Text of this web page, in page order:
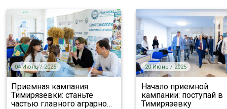
04 Июль / 2025
Приемная кампания
Тимирязевки: станьте
частью главного аграрно…
20 Июнь / 2025
Начало приемной
кампании: поступай в
Тимирязевку